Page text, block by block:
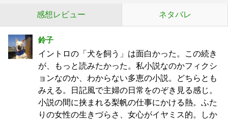
感想レビュー ネタバレ
鈴子
イントロの「犬を飼う」は面白かった。この続き
が、もっと読みたかった。私小説なのかフィクシ
ョンなのか、わからない多恵の小説。どちらとも
みえる。日記風で主婦の日常をのぞき見る感じ。
小説の間に挟まれる梨帆の仕事にかける熱。ふた
りの女性の生きづらさ、女心がイヤミス的。しか